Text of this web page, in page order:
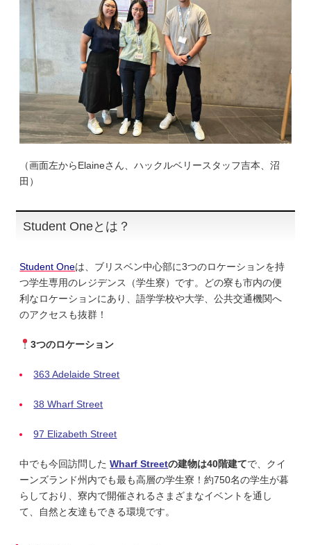
（画面左からElaineさん、ハックルベリースタッフ吉本、沼
田）
Student Oneとは？
Student Oneは、ブリスベン中心部に3つのロケーションを持
つ学生専用のレジデンス（学生寮）です。どの寮も市内の便
利なロケーションにあり、語学学校や大学、公共交通機関へ
のアクセスも抜群！
3つのロケーション
363 Adelaide Street
38 Wharf Street
97 Elizabeth Street
中でも今回訪問したWharf Streetの建物は40階建てで、クイ
ーンズランド州内でも最も高層の学生寮！約750名の学生が暮
らしており、寮内で開催されるさまざまなイベントを通し
て、自然と友達もできる環境です。